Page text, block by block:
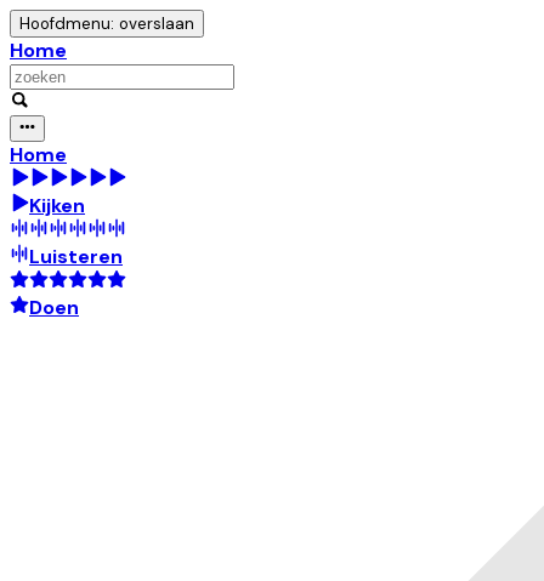
Hoofdmenu: overslaan
Home
Home
Kijken
Luisteren
Doen